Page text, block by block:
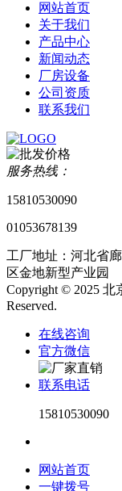
网站首页
关于我们
产品中心
新闻动态
厂房设备
公司资质
联系我们
服务热线：
15810530090
01053678139
工厂地址：河北省
区金地新型产业园
Copyright © 2025
Reserved.
在线咨询
官方微信
联系电话
15810530090
网站首页
一键拨号